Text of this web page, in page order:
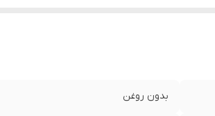
بدون روغن